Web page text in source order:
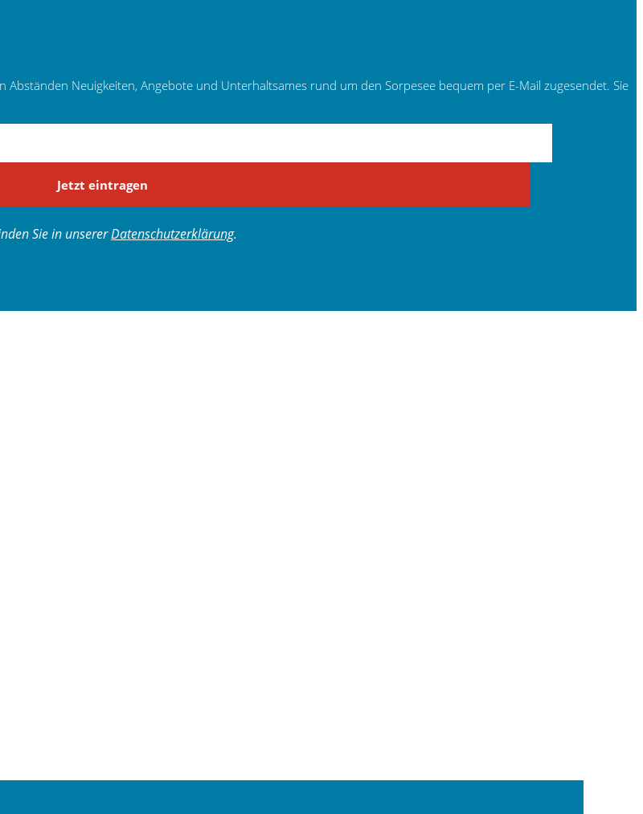
Neuigkeiten, Angebote und Unterhaltsames rund um den Sorpesee bequem per E-Mail zugesendet. Sie
Jetzt eintragen
Sie in unsererDatenschutzerklärung.